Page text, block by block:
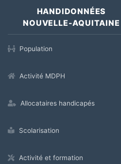
HANDIDONNÉES
NOUVELLE-AQUITAINE
Population
Activité MDPH
Allocataires handicapés
Scolarisation
Activité et formation